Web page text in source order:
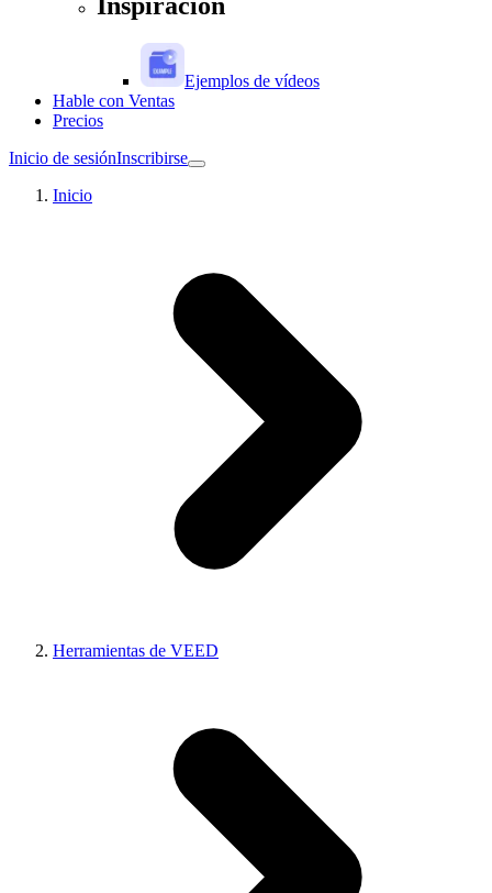
Inspiración
Ejemplos de vídeos
Hable con Ventas
Precios
Inicio de sesiónInscribirse
Inicio
Herramientas de VEED